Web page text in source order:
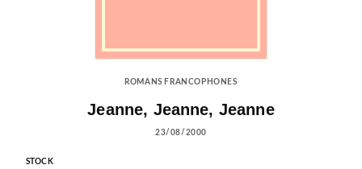
ROMANS FRANCOPHONES
Jeanne, Jeanne, Jeanne
23/08/2000
STOCK